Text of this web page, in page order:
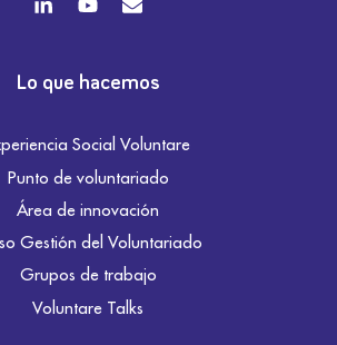
Lo que hacemos
Social Voluntare
Punto de voluntariado
Área de innovación
Gestión del Voluntariado
Grupos de trabajo
Voluntare Talks